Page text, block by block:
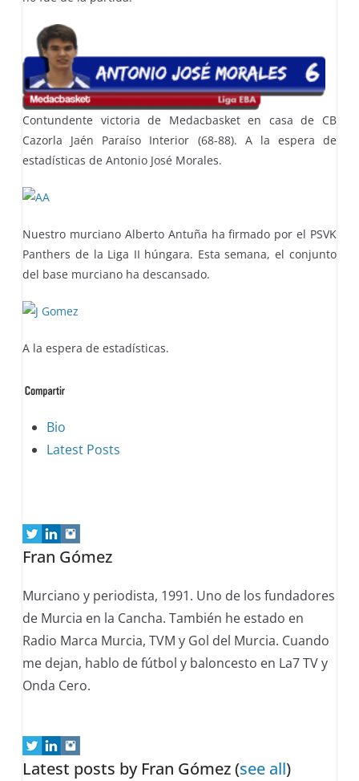
Contundente victoria de Medacbasket en casa de CB
Cazorla Jaén Paraíso Interior (68-88). A la espera de
estadísticas de Antonio José Morales.
Nuestro murciano Alberto Antuña ha firmado por el PSVK
Panthers de la Liga II húngara. Esta semana, el conjunto
del base murciano ha descansado.
A la espera de estadísticas.
The
following
content
below.
Bio
Latest Posts
Fran Gómez
Murciano y periodista, 1991. Uno de los fundadores
de Murcia en la Cancha. También he estado en
Radio Marca Murcia, TVM y Gol del Murcia. Cuando
me dejan, hablo de fútbol y baloncesto en La7 TV y
Onda Cero.
Latest posts by Fran Gómez(see all)